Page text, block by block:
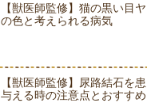
【獣医師監修】猫の黒い目
の色と考えられる病気
【獣医師監修】尿路結石を
与える時の注意点とおすす